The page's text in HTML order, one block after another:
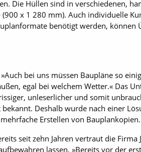
Die Hüllen sind in verschiedenen,
x 1 280 mm). Auch individuelle
benötigt werden, können
bei uns müssen Baupläne so
egal bei welchem Wetter.« Das
unleserlicher und somit
Deshalb wurde nach einer
Erstellen von Bauplankopien.
seit zehn Jahren vertraut die Firma
lassen. »Bereits vor der